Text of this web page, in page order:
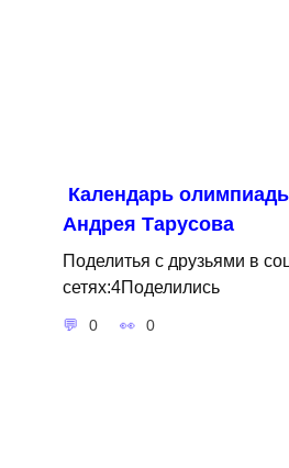
Календарь
Андрея Тарусова
Поделитья с друзьями в
сетях:4Поделились
0 0